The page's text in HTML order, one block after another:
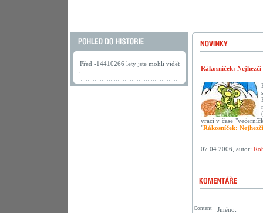
Před -14410266 lety jste mohli vidět
Rákosníček:
vrací v čase
"Rákosníček:
07.04.2006, autor:
Jméno:
Content